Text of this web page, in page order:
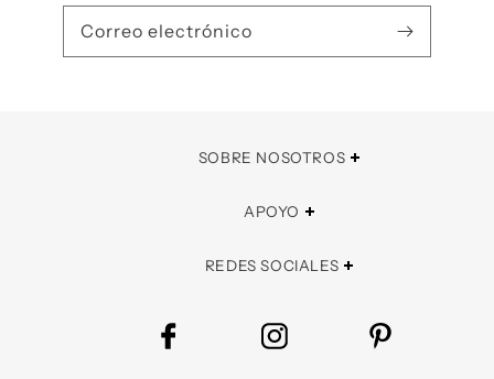
Correo electrónico
SOBRE NOSOTROS
APOYO
REDES SOCIALES